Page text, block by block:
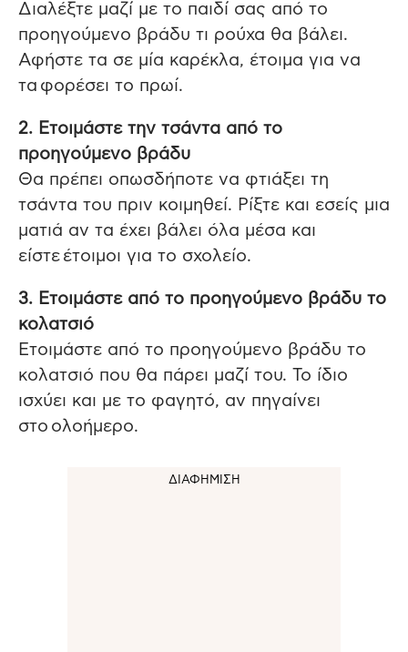
Διαλέξτε μαζί με το παιδί σας από το
προηγούμενο βράδυ τι ρούχα θα βάλει.
Αφήστε τα σε μία καρέκλα, έτοιμα για να
τα φορέσει το πρωί.
2. Ετοιμάστε την τσάντα από το
προηγούμενο βράδυ
Θα πρέπει οπωσδήποτε να φτιάξει τη
τσάντα του πριν κοιμηθεί. Ρίξτε και εσείς μια
ματιά αν τα έχει βάλει όλα μέσα και
είστε έτοιμοι για το σχολείο.
3. Ετοιμάστε από το προηγούμενο βράδυ το
κολατσιό
Ετοιμάστε από το προηγούμενο βράδυ το
κολατσιό που θα πάρει μαζί του. Το ίδιο
ισχύει και με το φαγητό, αν πηγαίνει
στο ολοήμερο.